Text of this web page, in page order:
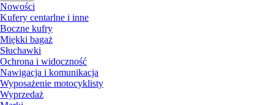
Nowości
Kufery centarlne i inne
Boczne kufry
Miękki bagaż
Słuchawki
Ochrona i widoczność
Nawigacja i komunikacja
Wyposażenie motocyklisty
Wyprzedaż